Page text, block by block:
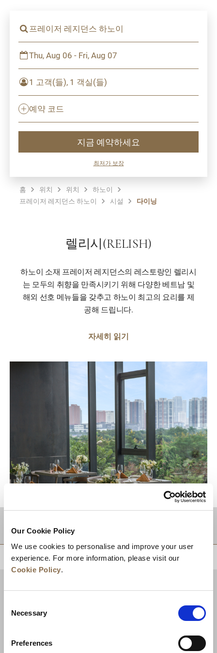
Our Cookie Policy
We use cookies to personalise and improve your user
experience. For more information, please visit our
Cookie Policy.
Selection
Necessary
Preferences
프레이저 레지던스 하노이
Thu, Aug 06 - Fri, Aug 07
1 고객(들), 1 객실(들)
예약 코드
지금 예약하세요
최저가 보장
홈 위치 위치
하노이
프레이저 레지던스 하노이
시설 다이닝
렐리시(RELISH)
하노이 소재 프레이저 레지던스의 레스토랑인 렐리시
는 모두의 취향을 만족시키기 위해 다양한 베트남 및
해외 선호 메뉴들을 갖추고 하노이 최고의 요리를 제
공해 드립니다.
자세히 읽기
적지
상단으로 돌아가기